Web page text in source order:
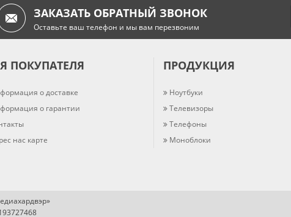
ЗАКАЗАТЬ ОБРАТНЫЙ ЗВОНОК
Оставьте ваш телефон и мы вам перезвоним
ПОКУПАТЕЛЯ
о доставке
о гарантии
нас карте
ПРОДУКЦИЯ
Ноутбуки
Телевизоры
Телефоны
Моноблоки